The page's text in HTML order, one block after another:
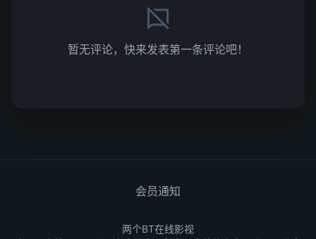
暂无评论，快来发表第一条评论吧！
会员通知
两个BT在线影视